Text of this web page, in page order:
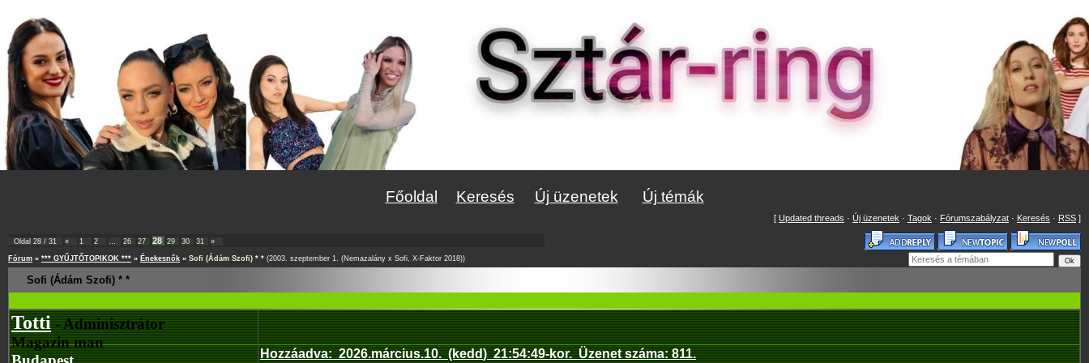
Főoldal Keresés Új üzenetek Új témák
[ Updated threads · Új üzenetek · Tagok · Fórumszabályzat · Keresés · RSS ]
Oldal 28 / 31 « 1 2 … 26 27 28 29 30 31 »
Fórum » *** GYŰJTŐTOPIKOK *** » Énekesnők » Sofi (Ádám Szofi) * * (2003. szeptember 1. (Nemazalány x Sofi, X-Faktor 2018))
Sofi (Ádám Szofi) * *
Totti- Adminisztrátor
Magazin man
Hozzáadva:2026.március.10.(kedd) 21:54:49-kor.Üzenet száma:811.